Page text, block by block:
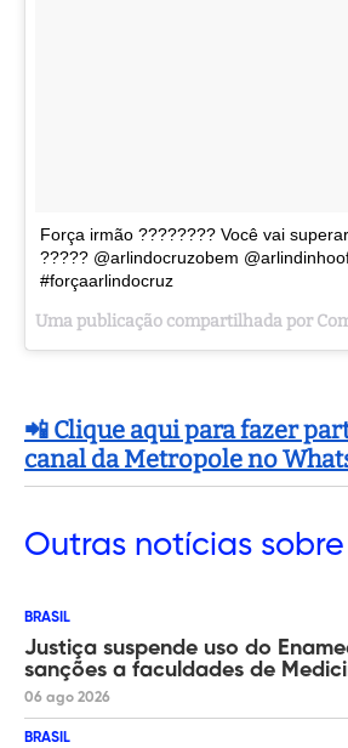
Força irmão ???????? Você vai
????? @arlindocruzobem
#forçaarlindocruz
📲 Clique aqui para fazer
canal da Metropole no
Outras notícias sobre
BRASIL
Justiça suspende uso do
sanções a faculdades de
06 ago 2026
BRASIL